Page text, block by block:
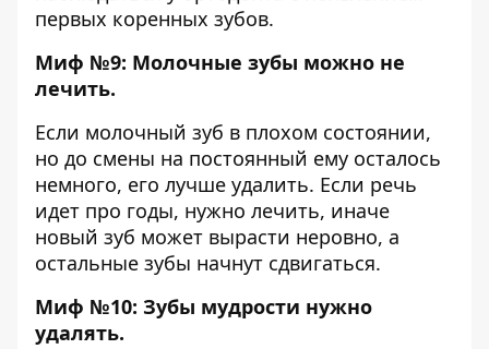
первых коренных зубов.
Миф №9: Молочные зубы можно не
лечить.
Если молочный зуб в плохом состоянии,
но до смены на постоянный ему осталось
немного, его лучше удалить. Если речь
идет про годы, нужно лечить, иначе
новый зуб может вырасти неровно, а
остальные зубы начнут сдвигаться.
Миф №10: Зубы мудрости нужно
удалять.